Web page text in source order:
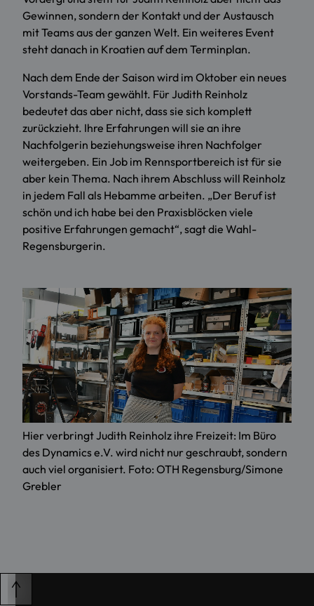
Gewinnen, sondern der Kontakt und der Austausch
mit Teams aus der ganzen Welt. Ein weiteres Event
steht danach in Kroatien auf dem Terminplan.
Nach dem Ende der Saison wird im Oktober ein neues
Vorstands-Team gewählt. Für Judith Reinholz
bedeutet das aber nicht, dass sie sich komplett
zurückzieht. Ihre Erfahrungen will sie an ihre
Nachfolgerin beziehungsweise ihren Nachfolger
weitergeben. Ein Job im Rennsportbereich ist für sie
aber kein Thema. Nach ihrem Abschluss will Reinholz
in jedem Fall als Hebamme arbeiten. „Der Beruf ist
schön und ich habe bei den Praxisblöcken viele
positive Erfahrungen gemacht“, sagt die Wahl-
Regensburgerin.
Hier verbringt Judith Reinholz ihre Freizeit: Im Büro
des Dynamics e.V. wird nicht nur geschraubt, sondern
auch viel organisiert. Foto: OTH Regensburg/Simone
Grebler